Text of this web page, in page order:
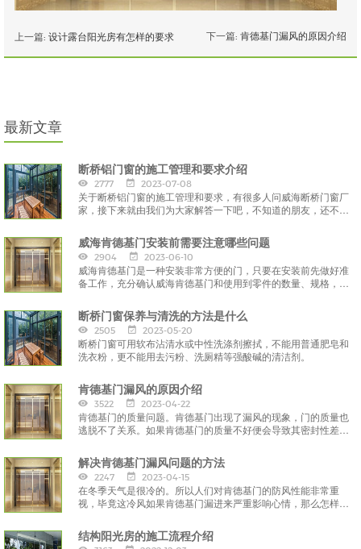
上一篇: 设计露台阳光房有怎样的要求 下一篇: 肯德基门漏风的原因介绍
最新文章
断桥铝门窗的施工管理和要求介绍
2777 2023-07-08
关于断桥铝门窗的施工管理和要求，有很多人问威海断桥门窗厂
家，接下来就由我们为大家解答一下吧，不知道的朋友，还不看
威海肯德基门安装前需要注意哪些问题
2904 2023-06-10
威海肯德基门是一种安装非常方便的门，只要在安装前先做好准
备工作，充分确认威海肯德基门和使用到零件的数量、规格，对
断桥门窗保养与清洗的方法是什么
2505 2023-05-20
断桥门窗可用软布沾清水或中性洗涤剂擦拭，不能用普通肥皂和
洗衣粉，更不能用去污粉、洗厕精等强酸碱的清洁剂。
肯德基门漏风的原因介绍
3522 2023-04-22
肯德基门的质量问题。肯德基门出现了漏风的现象，门的质量也
逃脱不了关系。如果肯德基门的质量不好便会导致其密封性差，
解决肯德基门漏风问题的方法
2247 2023-04-15
在冬季天气是很冷的。所以人们对肯德基门的防风性能非常重
视，毕竟这冷风如果肯德基门漏进来严重影响心情，那么怎样解
结构阳光房的施工流程介绍